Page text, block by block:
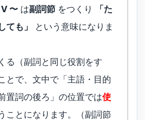
〜 は副詞節 をつくり
「た
ても」
という意味になりま
る（副詞と同じ役割をす
とで、文中で「主語・目的
置詞の後ろ」の位置では使
ことになります。（副詞節